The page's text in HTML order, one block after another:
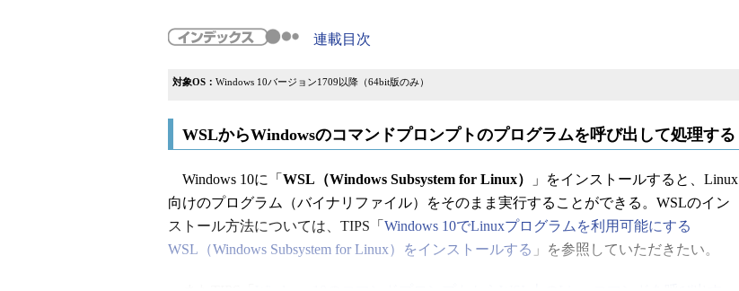
連載目次
対象OS： Windows 10バージョン1709以降（64bit版のみ）
WSLからWindowsのコマンドプロンプトのプログラムを呼び出して処理する
Windows 10に「 WSL（Windows Subsystem for Linux）
」をインストールすると、Linux
向けのプログラム（バイナリファイル）をそのまま実行することができる。WSLのイン
ストール方法については、TIPS「 Windows 10でLinuxプログラムを利用可能にする
WSL（Windows Subsystem for Linux）をインストールする 」を参照していただきたい。